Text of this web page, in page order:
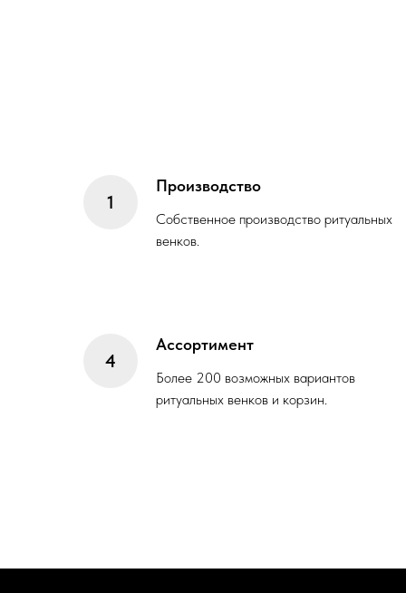
Производство
Собственное производство ритуальных
венков.
Ассортимент
Более 200 возможных вариантов
ритуальных венков и корзин.